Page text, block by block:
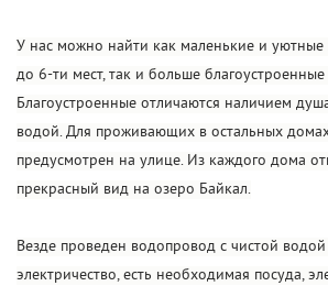
У нас можно найти как маленькие и
до 6-ти мест, так и больше
Благоустроенные отличаются наличием
водой. Для проживающих в остальных
предусмотрен на улице. Из каждого дома
прекрасный вид на озеро Байкал.
Везде проведен водопровод с чистой
электричество, есть необходимая посуда,